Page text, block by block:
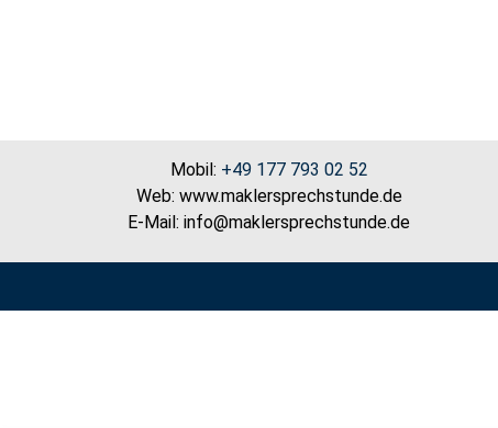
Mobil: +49 177 793 02 52
Web: www.maklersprechstunde.de
E-Mail: info@maklersprechstunde.de